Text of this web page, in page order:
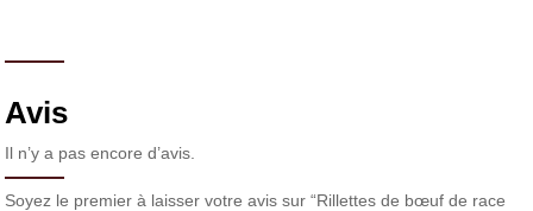
Avis
Il n’y a pas encore d’avis.
Soyez le premier à laisser votre avis sur “Rillettes de bœuf de race